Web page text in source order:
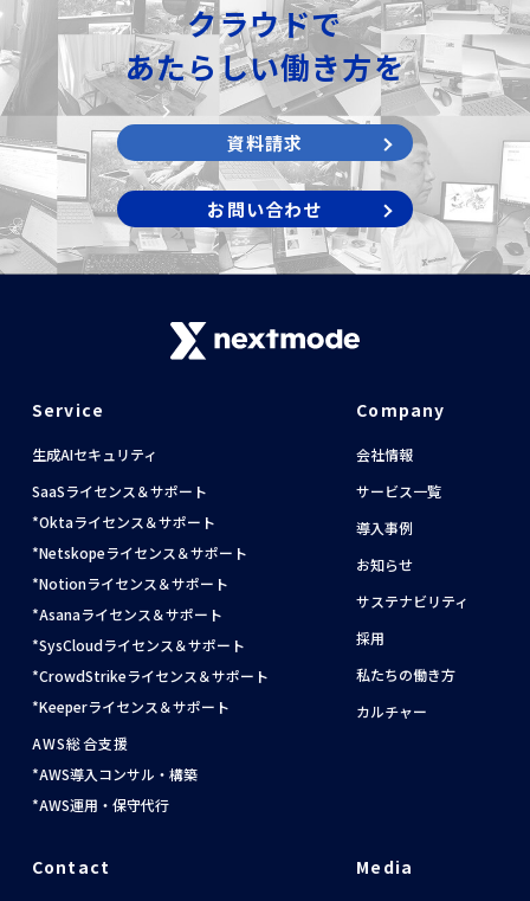
カルチャー
お知らせ
セミナー
ブログ
ホワイトペーパー
クラウドで
あたらしい働き方を
資料請求
お問い合わせ
Service
生成AIセキュリティ
SaaSライセンス＆サポート
Oktaライセンス＆サポート
Netskopeライセンス＆サポート
Notionライセンス＆サポート
Asanaライセンス＆サポート
SysCloudライセンス＆サポート
CrowdStrikeライセンス＆サポート
Keeperライセンス＆サポート
AWS総合支援
AWS導入コンサル・構築
AWS運用・保守代行
Company
会社情報
サービス一覧
導入事例
お知らせ
サステナビリティ
採用
私たちの働き方
カルチャー
Contact Media